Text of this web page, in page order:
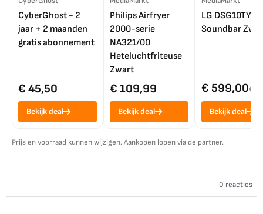
CyberGhost - 2
jaar + 2 maanden
gratis abonnement
€ 45,50
Bekijk deal
Philips Airfryer
2000-serie
NA321/00
Heteluchtfriteuse
Zwart
€ 109,99
Bekijk deal
LG DSG10TY
Soundbar
€ 599,00€
Bekijk deal
Prijs en voorraad kunnen wijzigen. Aankopen lopen via de partner.
0 reacties